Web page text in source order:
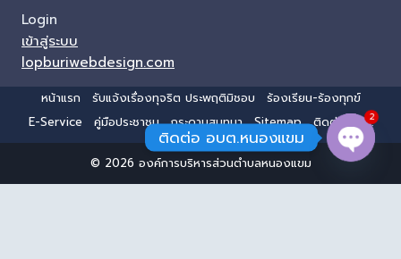
Login
เข้าสู่ระบบ
lopburiwebdesign.com
หน้าแรก รับแจ้งเรื่องทุจริต ประพฤติมิชอบ
ร้องเรียน-ร้องทุกข์
E-Service
คู่มือประชาชน กระดานสนทนา Sitemap ติดต่อ อบต.
© 2026 องค์การบริหารส่วนตำบลหนองแขม
ติดต่อ อบต.หนองแขม
2